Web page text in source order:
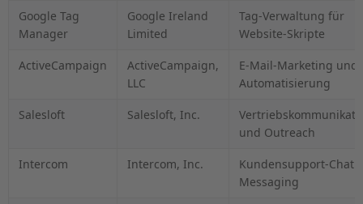
Google Tag
Manager
Google Ireland
Limited
Tag-Verwaltung für
Website-Skripte
ActiveCampaign
ActiveCampaign,
LLC
E-Mail-Marketing und
Automatisierung
Salesloft Salesloft, Inc.
und Outreach
Intercom Intercom, Inc.
Kundensupport-Chat
Messaging